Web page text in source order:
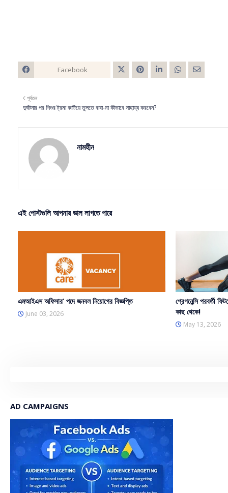
Facebook
পূর্বতন
দুর্ঘটনার পর শিশুর ট্রমা কাটিয়ে তুলতে বাবা-মা কীভাবে সাহায্য করবেন?
নামহীন
এই পোস্টগুলি আপনার ভাল লাগতে পারে
এমআইএস অফিসার’ পদে জনবল নিয়োগের বিজ্ঞপ্তি
June 03, 2026
প্রেগনেন্সি পরবর্তী
কাছ থেকে!
May 13, 2026
AD CAMPAIGNS